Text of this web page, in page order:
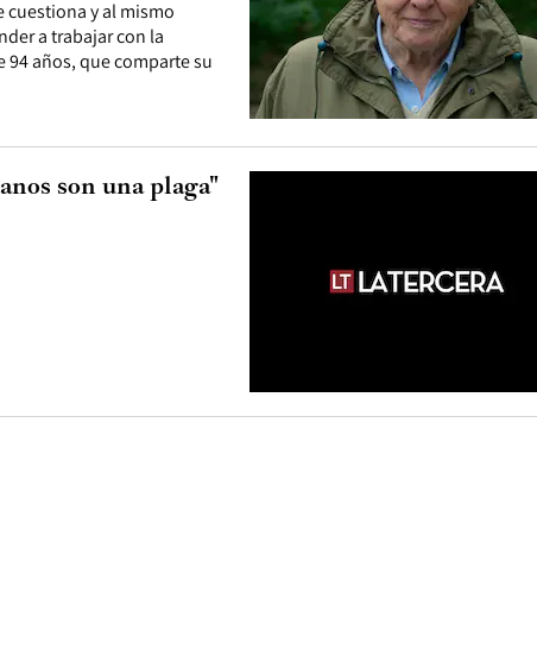
y al mismo
a trabajar con la
años, que comparte su
son una plaga"